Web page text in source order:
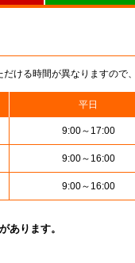
ける時間が異なりますので
平日
9:00～17:00
9:00～16:00
9:00～16:00
あります。